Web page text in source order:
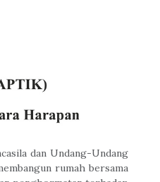
dan Undang-Undang
rumah bersama